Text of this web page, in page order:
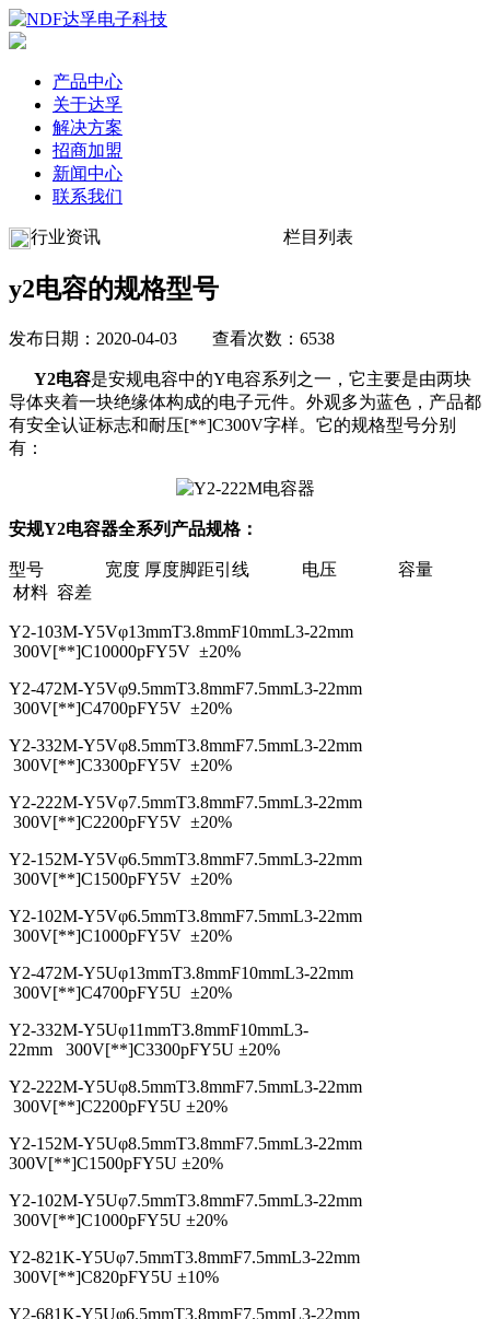
产品中心
关于达孚
解决方案
招商加盟
新闻中心
联系我们
行业资讯 栏目列表
y2电容的规格型号
发布日期：2020-04-03 查看次数：6538
Y2电容是安规电容中的Y电容系列之一，它主要是由两块
导体夹着一块绝缘体构成的电子元件。外观多为蓝色，产品都
有安全认证标志和耐压[**]C300V字样。它的规格型号分别
有：
安规Y2电容器全系列产品规格：
型号 宽度 厚度脚距引线 电压 容量
材料 容差
Y2-103M-Y5Vφ13mmT3.8mmF10mmL3-22mm
300V[**]C10000pFY5V ±20%
Y2-472M-Y5Vφ9.5mmT3.8mmF7.5mmL3-22mm
300V[**]C4700pFY5V ±20%
Y2-332M-Y5Vφ8.5mmT3.8mmF7.5mmL3-22mm
300V[**]C3300pFY5V ±20%
Y2-222M-Y5Vφ7.5mmT3.8mmF7.5mmL3-22mm
300V[**]C2200pFY5V ±20%
Y2-152M-Y5Vφ6.5mmT3.8mmF7.5mmL3-22mm
300V[**]C1500pFY5V ±20%
Y2-102M-Y5Vφ6.5mmT3.8mmF7.5mmL3-22mm
300V[**]C1000pFY5V ±20%
Y2-472M-Y5Uφ13mmT3.8mmF10mmL3-22mm
300V[**]C4700pFY5U ±20%
Y2-332M-Y5Uφ11mmT3.8mmF10mmL3-
22mm 300V[**]C3300pFY5U ±20%
Y2-222M-Y5Uφ8.5mmT3.8mmF7.5mmL3-22mm
300V[**]C2200pFY5U ±20%
Y2-152M-Y5Uφ8.5mmT3.8mmF7.5mmL3-22mm
300V[**]C1500pFY5U ±20%
Y2-102M-Y5Uφ7.5mmT3.8mmF7.5mmL3-22mm
300V[**]C1000pFY5U ±20%
Y2-821K-Y5Uφ7.5mmT3.8mmF7.5mmL3-22mm
300V[**]C820pFY5U ±10%
Y2-681K-Y5Uφ6.5mmT3.8mmF7.5mmL3-22mm